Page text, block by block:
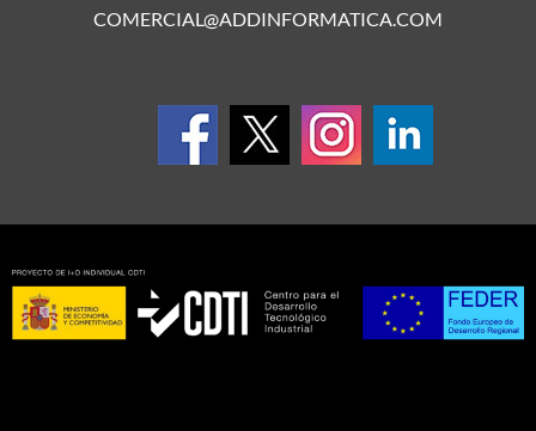
COMERCIAL@ADDINFORMATICA.COM